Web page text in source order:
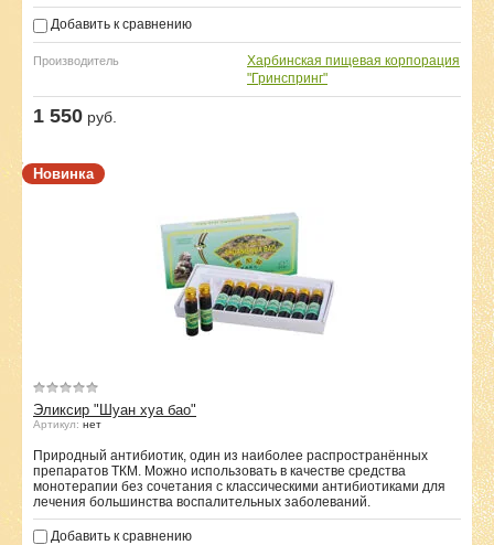
Добавить к сравнению
Производитель
Харбинская пищевая корпорация
"Гринспринг"
1 550 руб.
Новинка
Эликсир "Шуан хуа бао"
Артикул: нет
Природный антибиотик, один из наиболее распространённых
препаратов ТКМ. Можно использовать в качестве средства
монотерапии без сочетания с классическими антибиотиками для
лечения большинства воспалительных заболеваний.
Добавить к сравнению